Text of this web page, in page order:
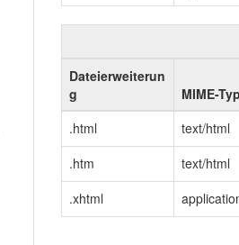
Dateierweiterun
g
MIME-Typ
.html
text/html
.htm
text/html
.xhtml